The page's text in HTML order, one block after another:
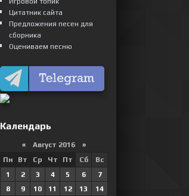
Цитатник сайта
Предложения песен для
сборника
Оцениваем песню
Календарь
«Август 2016 »
Пн
Вт Ср Чт Пт Сб
Вс
1
2 3 4 5 6
7
8
9 10 11 12 13
14